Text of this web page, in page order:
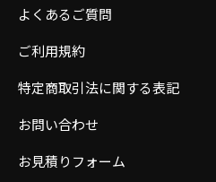
よくあるご質問
ご利用規約
特定商取引法に関する表記
お問い合わせ
お見積りフォーム